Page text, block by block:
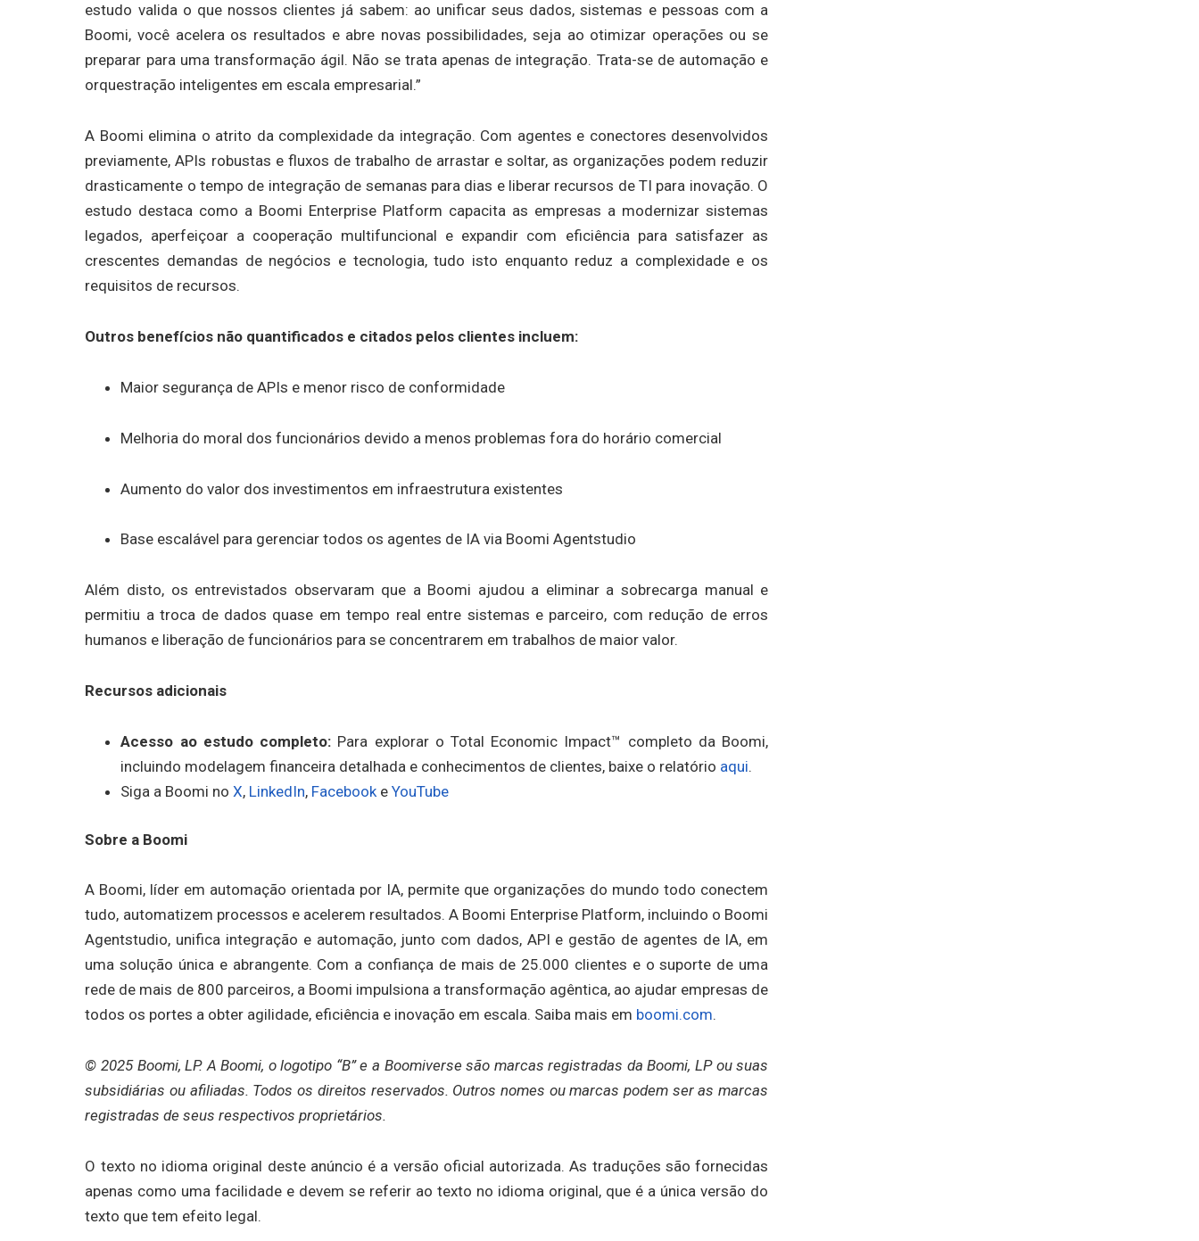
estudo valida o que nossos clientes já sabem: ao unificar seus dados, sistemas e pessoas com a
Boomi, você acelera os resultados e abre novas possibilidades, seja ao otimizar operações ou se
preparar para uma transformação ágil. Não se trata apenas de integração. Trata-se de automação e
orquestração inteligentes em escala empresarial.”
A Boomi elimina o atrito da complexidade da integração. Com agentes e conectores desenvolvidos
previamente, APIs robustas e fluxos de trabalho de arrastar e soltar, as organizações podem reduzir
drasticamente o tempo de integração de semanas para dias e liberar recursos de TI para inovação. O
estudo destaca como a Boomi Enterprise Platform capacita as empresas a modernizar sistemas
legados, aperfeiçoar a cooperação multifuncional e expandir com eficiência para satisfazer as
crescentes demandas de negócios e tecnologia, tudo isto enquanto reduz a complexidade e os
requisitos de recursos.
Outros benefícios não quantificados e citados pelos clientes incluem:
Maior segurança de APIs e menor risco de conformidade
Melhoria do moral dos funcionários devido a menos problemas fora do horário comercial
Aumento do valor dos investimentos em infraestrutura existentes
Base escalável para gerenciar todos os agentes de IA via Boomi Agentstudio
Além disto, os entrevistados observaram que a Boomi ajudou a eliminar a sobrecarga manual e
permitiu a troca de dados quase em tempo real entre sistemas e parceiro, com redução de erros
humanos e liberação de funcionários para se concentrarem em trabalhos de maior valor.
Recursos adicionais
Acesso ao estudo completo: Para explorar o Total Economic Impact™ completo da Boomi,
incluindo modelagem financeira detalhada e conhecimentos de clientes, baixe o relatório aqui.
Siga a Boomi noX, LinkedIn, FacebookeYouTube
Sobre a Boomi
A Boomi, líder em automação orientada por IA, permite que organizações do mundo todo conectem
tudo, automatizem processos e acelerem resultados. A Boomi Enterprise Platform, incluindo o Boomi
Agentstudio, unifica integração e automação, junto com dados, API e gestão de agentes de IA, em
uma solução única e abrangente. Com a confiança de mais de 25.000 clientes e o suporte de uma
rede de mais de 800 parceiros, a Boomi impulsiona a transformação agêntica, ao ajudar empresas de
todos os portes a obter agilidade, eficiência e inovação em escala. Saiba mais em boomi.com.
© 2025 Boomi, LP. A Boomi, o logotipo “B” e a Boomiverse são marcas registradas da Boomi, LP ou suas
subsidiárias ou afiliadas. Todos os direitos reservados. Outros nomes ou marcas podem ser as marcas
registradas de seus respectivos proprietários.
O texto no idioma original deste anúncio é a versão oficial autorizada. As traduções são fornecidas
apenas como uma facilidade e devem se referir ao texto no idioma original, que é a única versão do
texto que tem efeito legal.